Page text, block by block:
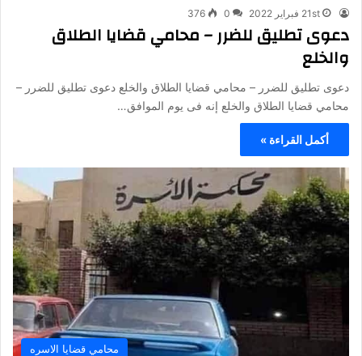
21st فبراير 2022 0
376
دعوى تطليق للضرر – محامي قضايا الطلاق
والخلع
دعوى تطليق للضرر – محامي قضايا الطلاق والخلع دعوى تطليق للضرر –
محامي قضايا الطلاق والخلع إنه فى يوم الموافق…
أكمل القراءة »
محامي قضايا الاسره